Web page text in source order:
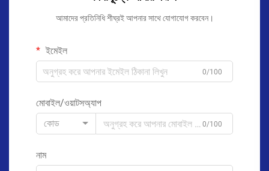
আমাদের প্রতিনিধি শীঘ্রই আপনার সাথে যোগাযোগ করবেন।
ইমেইল
0/100
মোবাইল/ওয়াটসঅ্যাপ
কোড
0/100
নাম